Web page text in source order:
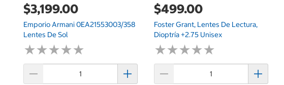
$3,199.00
Emporio Armani 0EA21553003/358
Lentes De Sol
★★★★★
★★★★★
$499.00
Foster Grant, Lentes De Lectura,
Dioptría +2.75 Unisex
★★★★★
★★★★★